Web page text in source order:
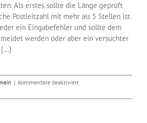
Als erstes sollte die Länge geprüft
Postleitzahl mit mehr als 5 Stellen ist
ein Eingabefehler und sollte dem
werden oder aber ein versuchter
| Kommentare deaktiviertfür
Schutz